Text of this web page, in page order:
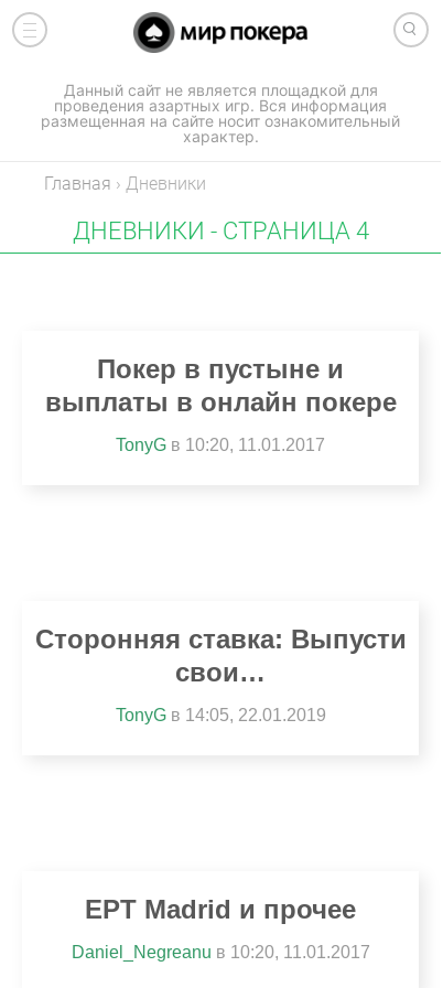
Данный сайт не является площадкой для
проведения азартных игр. Вся информация
размещенная на сайте носит ознакомительный
характер.
Главная › Дневники
ДНЕВНИКИ - СТРАНИЦА 4
Покер в пустыне и
выплаты в онлайн покере
TonyG в 10:20, 11.01.2017
Сторонняя ставка: Выпусти
свои…
TonyG в 14:05, 22.01.2019
EPT Madrid и прочее
Daniel_Negreanu в 10:20, 11.01.2017